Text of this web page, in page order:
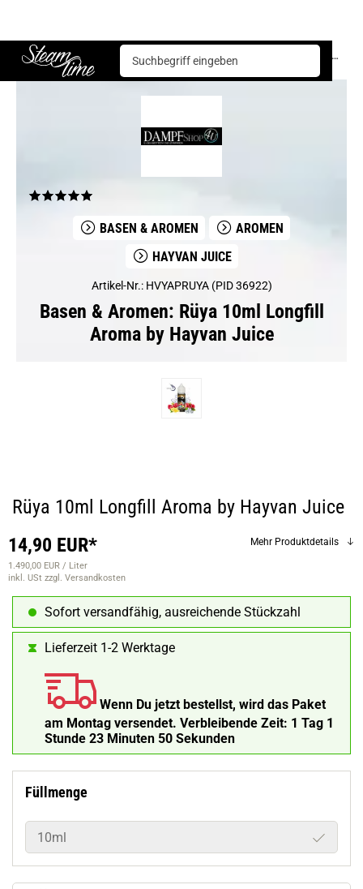
Steam time
Basen & Aromen Aromen Hayvan Juice Rüya 10ml Longfill Aroma by Hayvan Juice
BASEN & AROMEN
AROMEN
HAYVAN JUICE
Artikel-Nr.: HVYAPRUYA (PID 36922)
Basen & Aromen: Rüya 10ml Longfill
Aroma by Hayvan Juice
Rüya 10ml Longfill Aroma by Hayvan Juice
14,90 EUR*
1.490,00 EUR / Liter
inkl. USt zzgl. Versandkosten
Mehr Produktdetails
Sofort versandfähig, ausreichende Stückzahl
Lieferzeit 1-2 Werktage
Wenn Du jetzt bestellst, wird das Paket
am Montag versendet. Verbleibende Zeit: 1 Tag 1
Stunde 23 Minuten 49 Sekunden
Füllmenge
10ml